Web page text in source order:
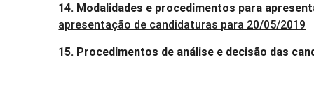
14. Modalidades e procedimentos para
apresentação de candidaturas para 20/05/2019
15. Procedimentos de análise e decisão das